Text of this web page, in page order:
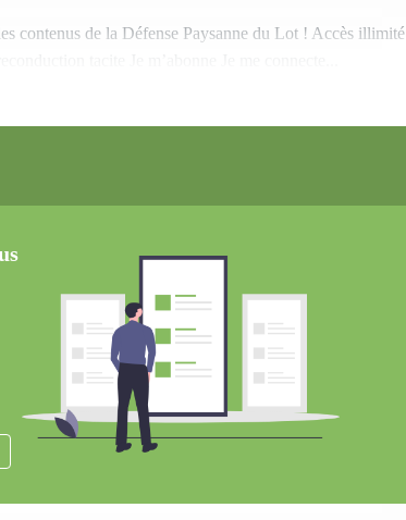
contenus de la Défense Paysanne du Lot ! Accès illimité
tacite Je m’abonne Je me connecte...